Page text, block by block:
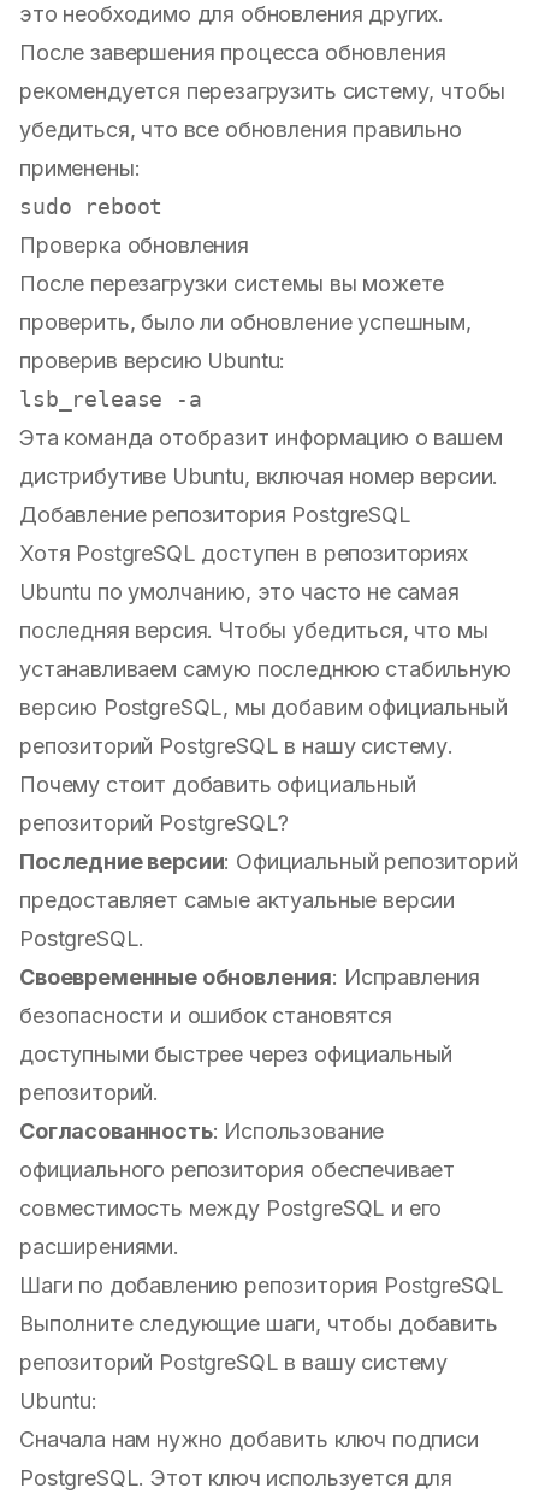
это необходимо для обновления других.
После завершения процесса обновления
рекомендуется перезагрузить систему, чтобы
убедиться, что все обновления правильно
применены:
sudo
Проверка обновления
После перезагрузки системы вы можете
проверить, было ли обновление успешным,
проверив версию Ubuntu:
Эта команда отобразит информацию о вашем
дистрибутиве Ubuntu, включая номер версии.
Добавление репозитория PostgreSQL
Хотя PostgreSQL доступен в репозиториях
Ubuntu по умолчанию, это часто не самая
последняя версия. Чтобы убедиться, что мы
устанавливаем самую последнюю стабильную
версию PostgreSQL, мы добавим официальный
репозиторий PostgreSQL в нашу систему.
Почему стоит добавить официальный
репозиторий PostgreSQL?
Последние версии: Официальный репозиторий
предоставляет самые актуальные версии
PostgreSQL.
Своевременные обновления: Исправления
безопасности и ошибок становятся
доступными быстрее через официальный
репозиторий.
Согласованность: Использование
официального репозитория обеспечивает
совместимость между PostgreSQL и его
расширениями.
Шаги по добавлению репозитория PostgreSQL
Выполните следующие шаги, чтобы добавить
репозиторий PostgreSQL в вашу систему
Ubuntu:
Сначала нам нужно добавить ключ подписи
PostgreSQL. Этот ключ используется для